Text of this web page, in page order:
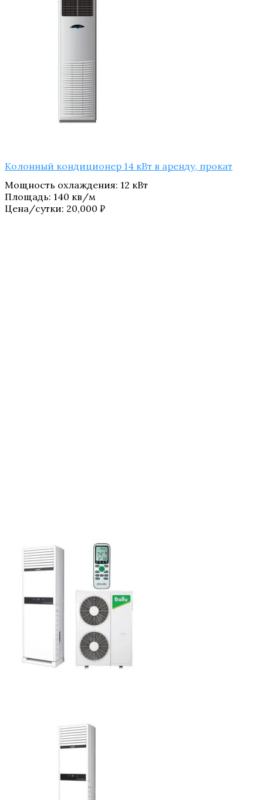
Колонный кондиционер 14 кВт в аренду, прокат
Мощность охлаждения: 12 кВт
Площадь: 140 кв/м
Цена/сутки: 20,000 ₽